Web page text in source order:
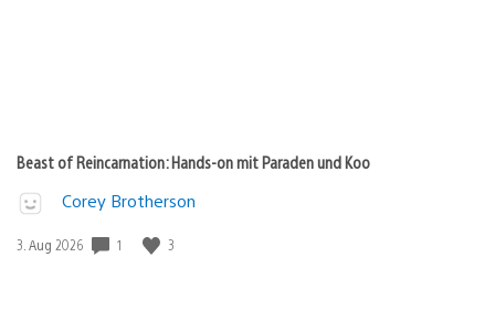
Beast of Reincarnation: Hands-on mit Paraden und Koo
Corey Brotherson
Veröffentlichungsdatum:
3. Aug 2026 1 3